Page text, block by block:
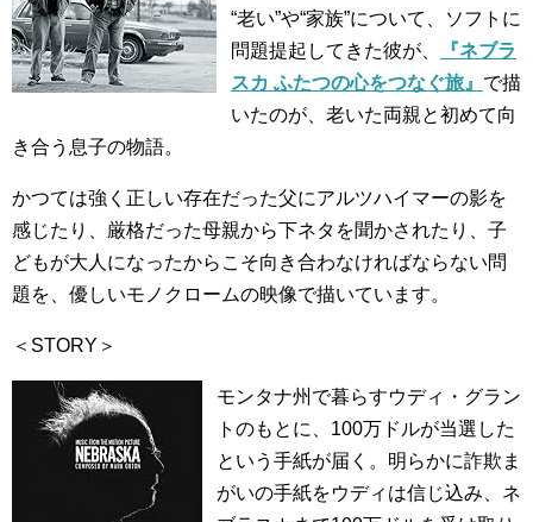
“老い”や“家族”について、ソフトに
問題提起してきた彼が、
『ネブラ
スカ ふたつの心をつなぐ旅』 で描
いたのが、老いた両親と初めて向
き合う息子の物語。
かつては強く正しい存在だった父にアルツハイマーの影を
感じたり、厳格だった母親から下ネタを聞かされたり、子
どもが大人になったからこそ向き合わなければならない問
題を、優しいモノクロームの映像で描いています。
＜STORY＞
モンタナ州で暮らすウディ・グラン
トのもとに、100万ドルが当選した
という手紙が届く。明らかに詐欺ま
がいの手紙をウディは信じ込み、ネ